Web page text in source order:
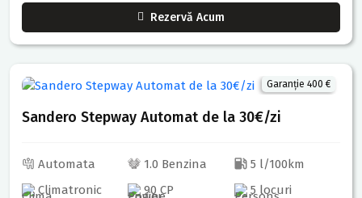
Rezervă Acum
Garanție 400 €
Sandero Stepway Automat de la 30€/zi
Automata 1.0 Benzina
5 l/100km
Climatronic
90 CP
5 locuri